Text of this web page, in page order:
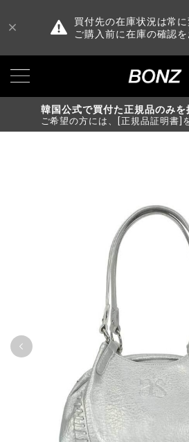
買付先の在庫状況は常に
ご購入前に在庫の確認を
韓国公式で買付た正規品のみを
ご希望の方には、[正規品証明書]